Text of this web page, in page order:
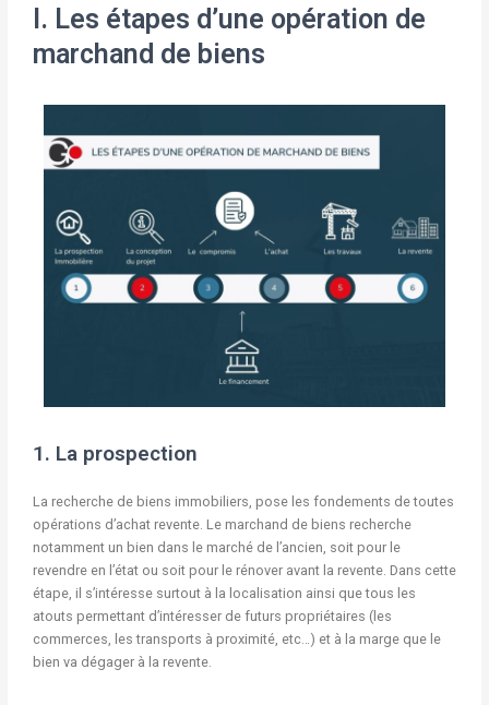
I. Les étapes d’une opération de
marchand de biens
1. La prospection
La recherche de biens immobiliers, pose les fondements de toutes
opérations d’achat revente. Le marchand de biens recherche
notamment un bien dans le marché de l’ancien, soit pour le
revendre en l’état ou soit pour le rénover avant la revente. Dans cette
étape, il s’intéresse surtout à la localisation ainsi que tous les
atouts permettant d’intéresser de futurs propriétaires (les
commerces, les transports à proximité, etc…) et à la marge que le
bien va dégager à la revente.